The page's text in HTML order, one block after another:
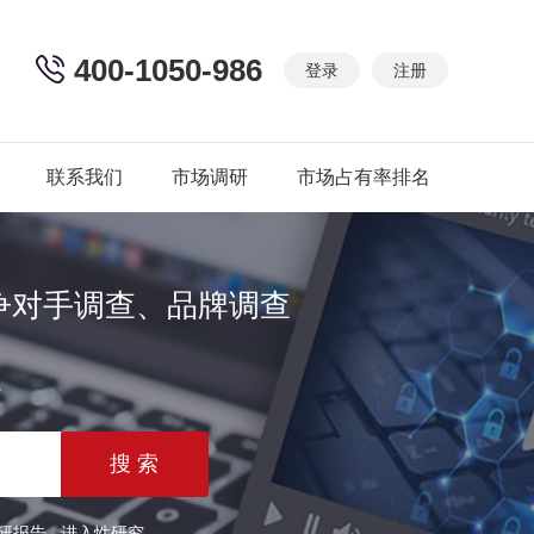
登录 注册
400-1050-986
联系我们 市场调研 市场占有率排名
手调查、品牌调查